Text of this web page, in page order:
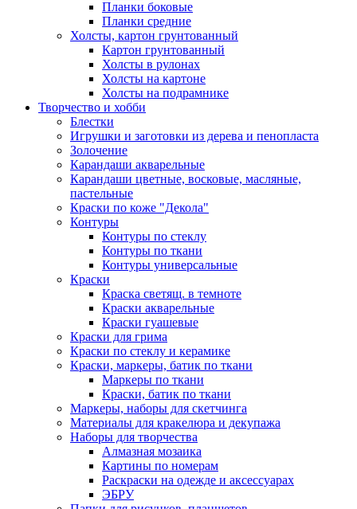
Планки боковые
Планки средние
Холсты, картон грунтованный
Картон грунтованный
Холсты в рулонах
Холсты на картоне
Холсты на подрамнике
Творчество и хобби
Блестки
Игрушки и заготовки из дерева и пенопласта
Золочение
Карандаши акварельные
Карандаши цветные, восковые, масляные,
пастельные
Краски по коже "Декола"
Контуры
Контуры по стеклу
Контуры по ткани
Контуры универсальные
Краски
Краска светящ. в темноте
Краски акварельные
Краски гуашевые
Краски для грима
Краски по стеклу и керамике
Краски, маркеры, батик по ткани
Маркеры по ткани
Краски, батик по ткани
Маркеры, наборы для скетчинга
Материалы для кракелюра и декупажа
Наборы для творчества
Алмазная мозаика
Картины по номерам
Раскраски на одежде и аксессуарах
ЭБРУ